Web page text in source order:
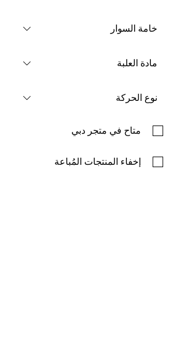
خامة السوار
مادة العلبة
نوع الحركة
متاح في متجر دبي
إخفاء المنتجات المُباعة